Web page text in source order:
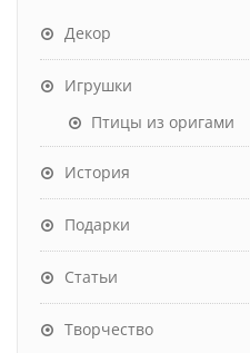
Декор
Игрушки
Птицы из оригами
История
Подарки
Статьи
Творчество